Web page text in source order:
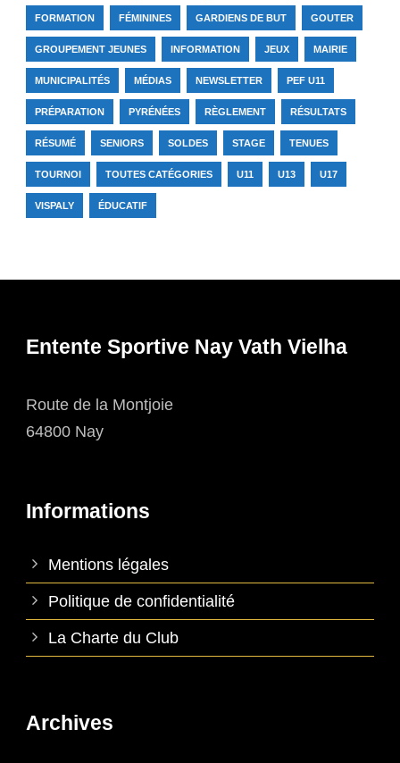
FORMATION FÉMININES GARDIENS DE BUT GOUTER
GROUPEMENT JEUNES INFORMATION JEUX MAIRIE
MUNICIPALITÉS MÉDIAS NEWSLETTER PEF U11
PRÉPARATION PYRÉNÉES RÈGLEMENT RÉSULTATS
RÉSUMÉ SENIORS SOLDES STAGE TENUES
TOURNOI TOUTES CATÉGORIES U11 U13 U17
VISPALY ÉDUCATIF
Entente Sportive Nay Vath Vielha
Route de la Montjoie
64800 Nay
Informations
Mentions légales
Politique de confidentialité
La Charte du Club
Archives